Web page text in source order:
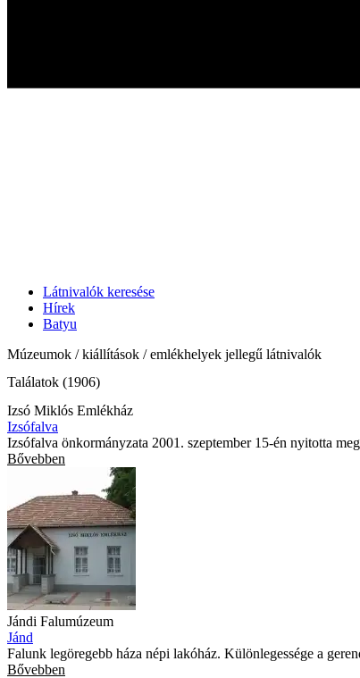
Látnivalók keresése
Hírek
Batyu
Múzeumok / kiállítások / emlékhelyek jellegű látnivalók
Találatok (1906)
Izsó Miklós Emlékház
Izsófalva
Izsófalva önkormányzata 2001. szeptember 15-én nyitotta meg
Bővebben
Jándi Falumúzeum
Jánd
Falunk legöregebb háza népi lakóház. Különlegessége a
Bővebben